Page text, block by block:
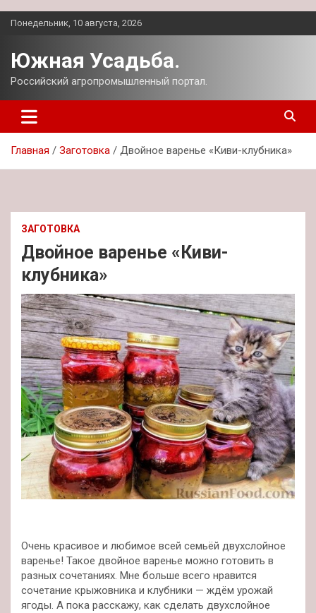
Перейти
Понедельник, 10 августа, 2026
Южная Усадьба.
Российский агропромышленный портал.
Главная Заготовка Двойное варенье «Киви-клубника»
ЗАГОТОВКА
Двойное варенье «Киви-
клубника»
Очень красивое и любимое всей семьёй двухслойное
варенье! Такое двойное варенье можно готовить в
разных сочетаниях. Мне больше всего нравится
сочетание крыжовника и клубники — ждём урожай
ягоды. А пока расскажу, как сделать двухслойное